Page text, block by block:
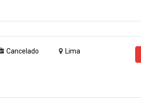
Cancelado Lima